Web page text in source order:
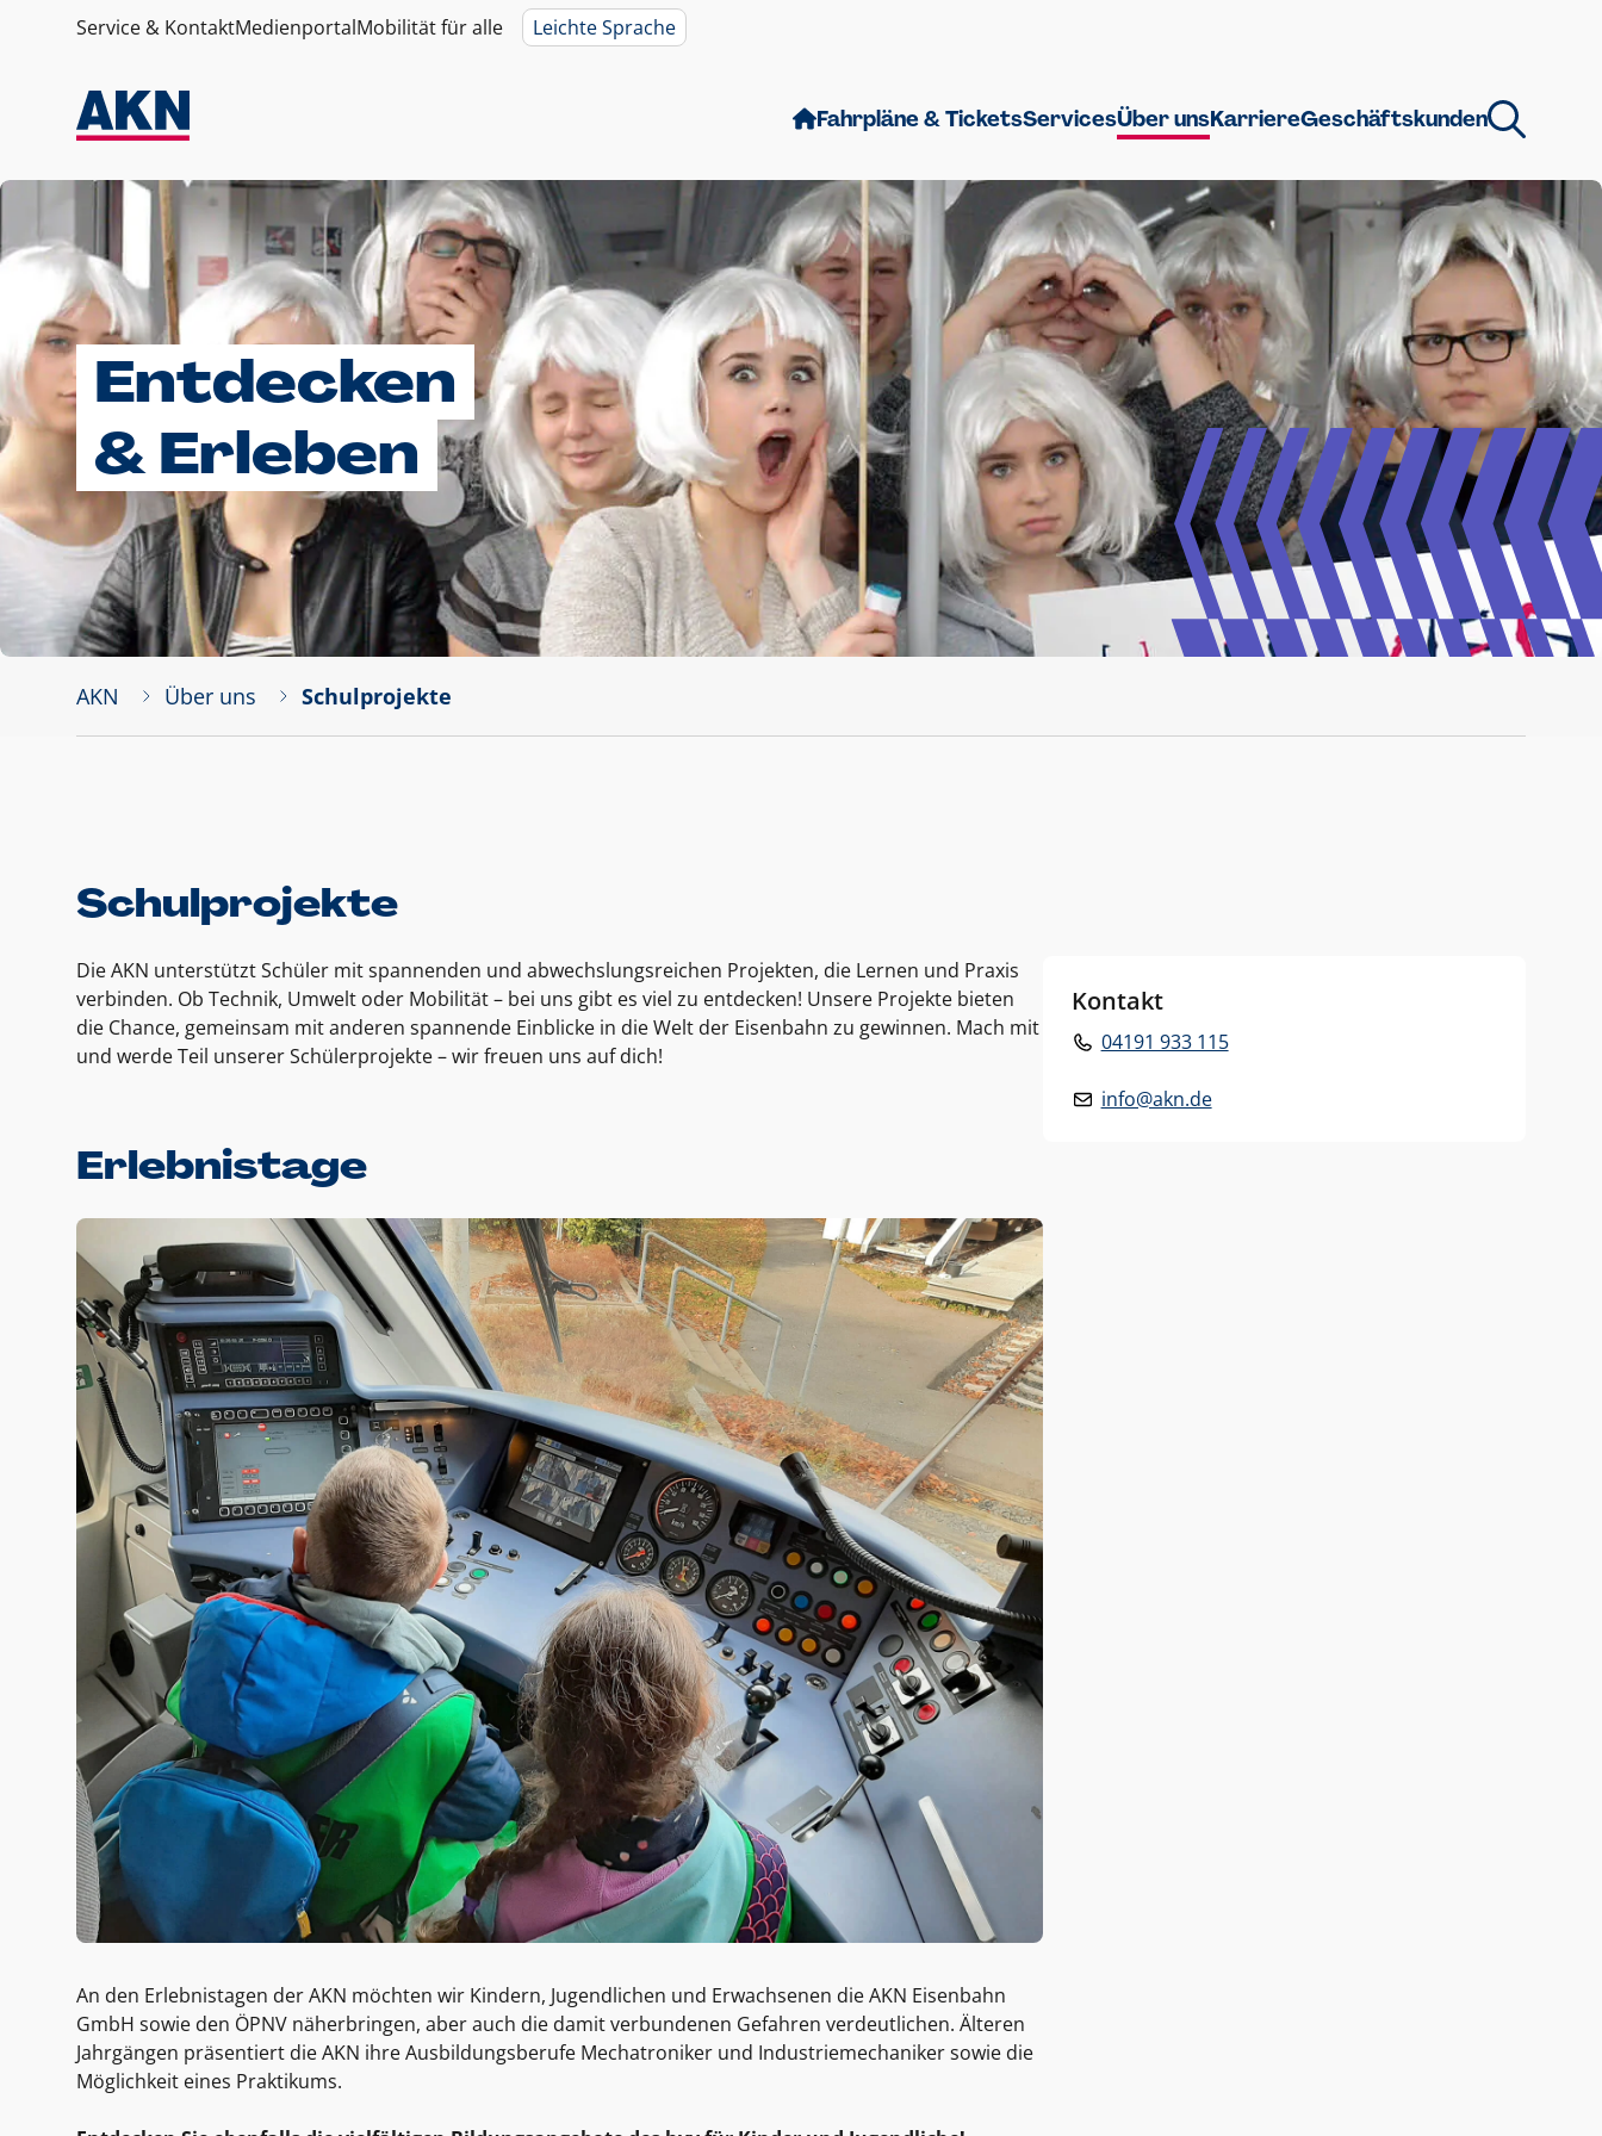
Service & KontaktMedienportalMobilität für alle Leichte Sprache
Fahrpläne & TicketsServicesÜber unsKarriereGeschäftskunden
Entdecken
& Erleben
AKN Über uns Schulprojekte
Schulprojekte
Die AKN unterstützt Schüler mit spannenden und abwechslungsreichen Projekten, die Lernen und Praxis
verbinden. Ob Technik, Umwelt oder Mobilität – bei uns gibt es viel zu entdecken! Unsere Projekte bieten
die Chance, gemeinsam mit anderen spannende Einblicke in die Welt der Eisenbahn zu gewinnen. Mach mit
und werde Teil unserer Schülerprojekte – wir freuen uns auf dich!
Kontakt
04191 933 115
info@akn.de
Erlebnistage
An den Erlebnistagen der AKN möchten wir Kindern, Jugendlichen und Erwachsenen die AKN Eisenbahn
GmbH sowie den ÖPNV näherbringen, aber auch die damit verbundenen Gefahren verdeutlichen. Älteren
Jahrgängen präsentiert die AKN ihre Ausbildungsberufe Mechatroniker und Industriemechaniker sowie die
Möglichkeit eines Praktikums.